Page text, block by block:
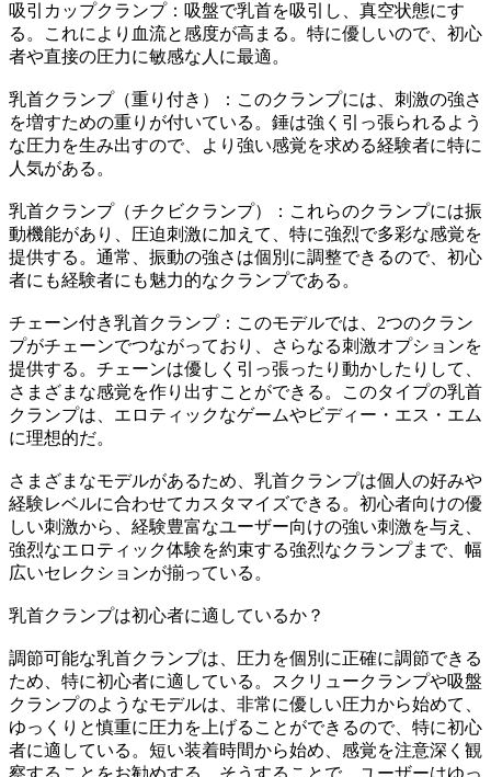
吸引カップクランプ：吸盤で乳首を吸引し、真空状態にす
る。これにより血流と感度が高まる。特に優しいので、初心
者や直接の圧力に敏感な人に最適。
乳首クランプ（重り付き）：このクランプには、刺激の強さ
を増すための重りが付いている。錘は強く引っ張られるよう
な圧力を生み出すので、より強い感覚を求める経験者に特に
人気がある。
乳首クランプ（チクビクランプ）：これらのクランプには振
動機能があり、圧迫刺激に加えて、特に強烈で多彩な感覚を
提供する。通常、振動の強さは個別に調整できるので、初心
者にも経験者にも魅力的なクランプである。
チェーン付き乳首クランプ：このモデルでは、2つのクラン
プがチェーンでつながっており、さらなる刺激オプションを
提供する。チェーンは優しく引っ張ったり動かしたりして、
さまざまな感覚を作り出すことができる。このタイプの乳首
クランプは、エロティックなゲームやビディー・エス・エム
に理想的だ。
さまざまなモデルがあるため、乳首クランプは個人の好みや
経験レベルに合わせてカスタマイズできる。初心者向けの優
しい刺激から、経験豊富なユーザー向けの強い刺激を与え、
強烈なエロティック体験を約束する強烈なクランプまで、幅
広いセレクションが揃っている。
乳首クランプは初心者に適しているか？
調節可能な乳首クランプは、圧力を個別に正確に調節できる
ため、特に初心者に適している。スクリュークランプや吸盤
クランプのようなモデルは、非常に優しい圧力から始めて、
ゆっくりと慎重に圧力を上げることができるので、特に初心
者に適している。短い装着時間から始め、感覚を注意深く観